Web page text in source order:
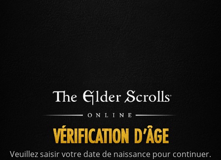
VÉRIFICATION D’ÂGE
Veuillez saisir votre date de naissance pour continuer.